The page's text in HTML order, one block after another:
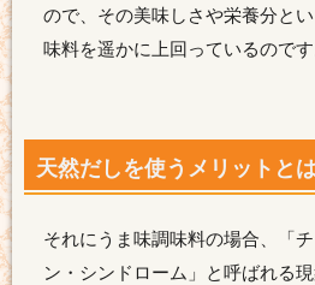
ので、その美味しさや栄養分と
味料を遥かに上回っているのです
天然だしを使うメリットと
それにうま味調味料の場合、「
ン・シンドローム」と呼ばれる